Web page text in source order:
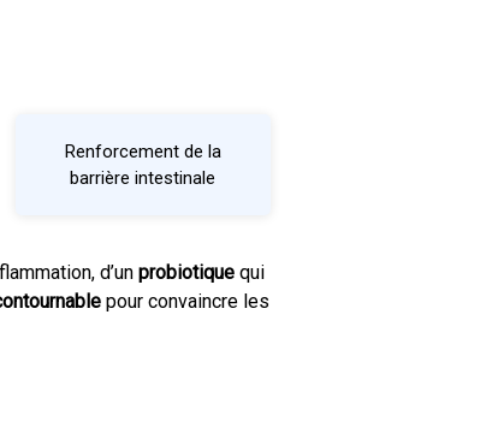
Renforcement de la
barrière intestinale
d’un probiotique qui
pour convaincre les